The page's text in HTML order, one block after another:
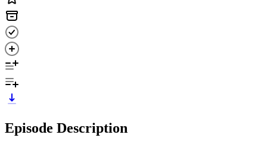
Episode Description